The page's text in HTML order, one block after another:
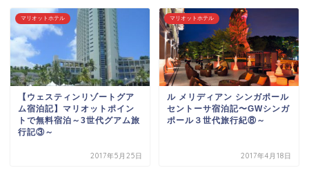
マリオットホテル
【ウェスティンリゾートグア
ム宿泊記】マリオットポイン
トで無料宿泊～3世代グアム旅
行記③～
2017年5月25日
マリオットホテル
ル メリディアン シンガポール
セントーサ宿泊記〜GWシンガ
ポール３世代旅行紀⑧～
2017年4月18日